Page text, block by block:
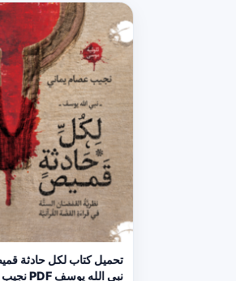
تحميل كتاب لكل حادثة
نبي الله يوسف PDF نجيب